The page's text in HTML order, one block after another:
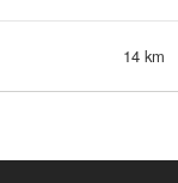
14 km